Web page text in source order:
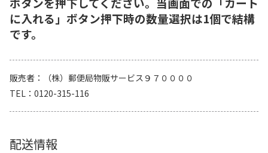
に入れる」ボタン押下時の数量選択は1個で結構
です。
販売者
（株）郵便局物販サービス９７００００
TEL
0120-315-116
配送情報